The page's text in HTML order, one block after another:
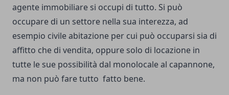
agente immobiliare si occupi di tutto. Si può
occupare di un settore nella sua interezza, ad
esempio civile abitazione per cui può occuparsi sia di
affitto che di vendita, oppure solo di locazione in
tutte le sue possibilità dal monolocale al capannone,
ma non può fare tutto fatto bene.